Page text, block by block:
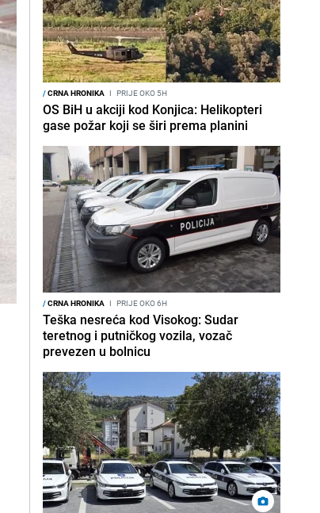
/CRNA HRONIKA I PRIJE OKO 5H
OS BiH u akciji kod Konjica: Helikopteri
gase požar koji se širi prema planini
/CRNA HRONIKA I PRIJE OKO 6H
Teška nesreća kod Visokog: Sudar
teretnog i putničkog vozila, vozač
prevezen u bolnicu